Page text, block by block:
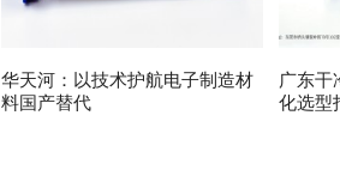
华天河：以技术护航电子制造材
料国产替代
广东干
化选型